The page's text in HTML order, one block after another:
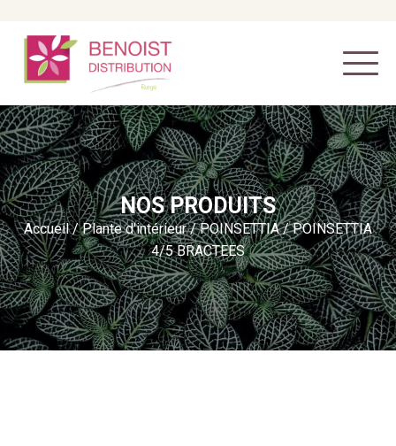
NOS PRODUITS
Accueil/Plante d'intérieur/POINSETTIA/ POINSETTIA
4/5 BRACTEES